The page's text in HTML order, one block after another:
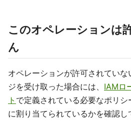
このオペレーションは
ん
オペレーションが許可されてい
ジを受け取った場合には、 IAMロ
ト で定義されている必要なポリ
に割り当てられているかを確認し